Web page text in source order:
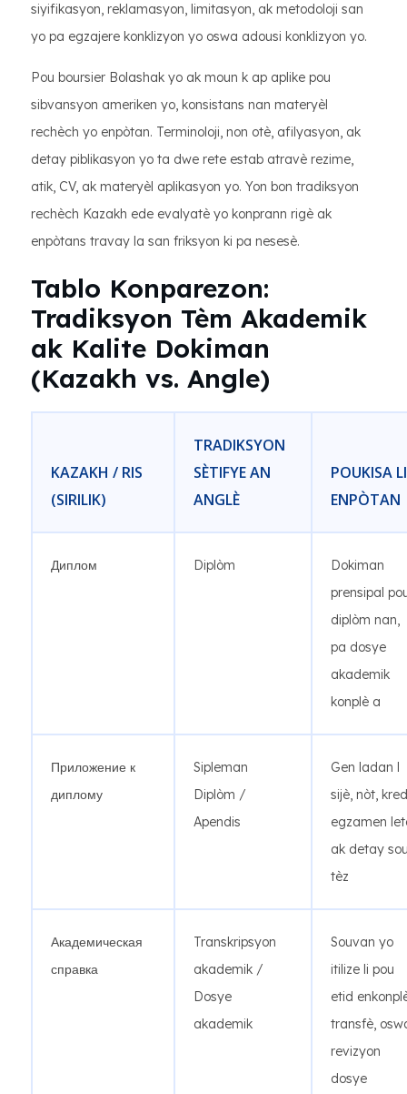
siyifikasyon, reklamasyon, limitasyon, ak metodoloji san
yo pa egzajere konklizyon yo oswa adousi konklizyon yo.
Pou boursier Bolashak yo ak moun k ap aplike pou
sibvansyon ameriken yo, konsistans nan materyèl
rechèch yo enpòtan. Terminoloji, non otè, afilyasyon, ak
detay piblikasyon yo ta dwe rete estab atravè rezime,
atik, CV, ak materyèl aplikasyon yo. Yon bon tradiksyon
rechèch Kazakh ede evalyatè yo konprann rigè ak
enpòtans travay la san friksyon ki pa nesesè.
Tablo Konparezon:
Tradiksyon Tèm Akademik
ak Kalite Dokiman
(Kazakh vs. Angle)
KAZAKH / RIS
(SIRILIK)
TRADIKSYON
SÈTIFYE AN
ANGLÈ
POUKISA LI
ENPÒTAN
Диплом Diplòm
Dokiman
prensipal
diplòm nan,
pa dosye
akademik
konplè a
Приложение к
диплому
Sipleman
Diplòm /
Apendis
Gen ladan l
sijè, nòt,
egzamen
ak detay
tèz
Академическая
справка
Transkripsyon
akademik /
Dosye
akademik
Souvan yo
itilize li pou
etid
transfè,
revizyon
dosye